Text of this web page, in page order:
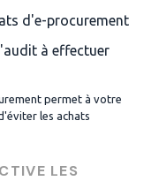
d'e-procurement
à effectuer
permet à votre
les achats
LES